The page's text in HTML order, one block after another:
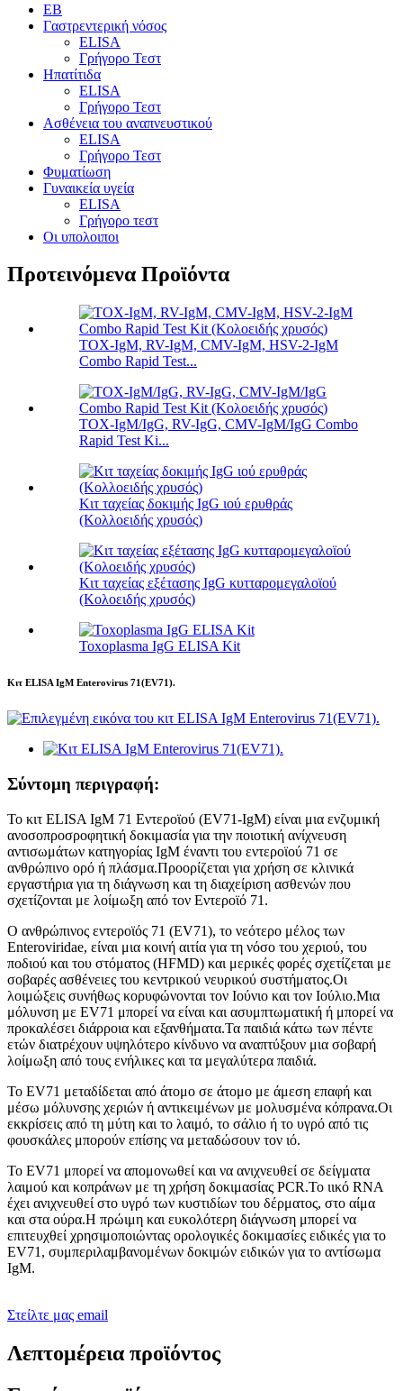
EB
Γαστρεντερική νόσος
ELISA
Γρήγορο Τεστ
Ηπατίτιδα
ELISA
Γρήγορο Τεστ
Ασθένεια του αναπνευστικού
ELISA
Γρήγορο Τεστ
Φυματίωση
Γυναικεία υγεία
ELISA
Γρήγορο τεστ
Οι υπολοιποι
Προτεινόμενα Προϊόντα
TOX-IgM, RV-IgM, CMV-IgM, HSV-2-IgM
Combo Rapid Test...
TOX-IgM/IgG, RV-IgG, CMV-IgM/IgG Combo
Rapid Test Ki...
Κιτ ταχείας δοκιμής IgG ιού ερυθράς
(Κολλοειδής χρυσός)
Κιτ ταχείας εξέτασης IgG κυτταρομεγαλοϊού
(Κολοειδής χρυσός)
Toxoplasma IgG ELISA Kit
Κιτ ELISA IgM Enterovirus 71(EV71).
Σύντομη περιγραφή:
Το κιτ ELISA IgM 71 Εντεροϊού (EV71-IgM) είναι μια ενζυμική
ανοσοπροσροφητική δοκιμασία για την ποιοτική ανίχνευση
αντισωμάτων κατηγορίας IgM έναντι του εντεροϊού 71 σε
ανθρώπινο ορό ή πλάσμα.Προορίζεται για χρήση σε κλινικά
εργαστήρια για τη διάγνωση και τη διαχείριση ασθενών που
σχετίζονται με λοίμωξη από τον Εντεροϊό 71.
Ο ανθρώπινος εντεροϊός 71 (EV71), το νεότερο μέλος των
Enteroviridae, είναι μια κοινή αιτία για τη νόσο του χεριού, του
ποδιού και του στόματος (HFMD) και μερικές φορές σχετίζεται με
σοβαρές ασθένειες του κεντρικού νευρικού συστήματος.Οι
λοιμώξεις συνήθως κορυφώνονται τον Ιούνιο και τον Ιούλιο.Μια
μόλυνση με EV71 μπορεί να είναι και ασυμπτωματική ή μπορεί να
προκαλέσει διάρροια και εξανθήματα.Τα παιδιά κάτω των πέντε
ετών διατρέχουν υψηλότερο κίνδυνο να αναπτύξουν μια σοβαρή
λοίμωξη από τους ενήλικες και τα μεγαλύτερα παιδιά.
Το EV71 μεταδίδεται από άτομο σε άτομο με άμεση επαφή και
μέσω μόλυνσης χεριών ή αντικειμένων με μολυσμένα κόπρανα.Οι
εκκρίσεις από τη μύτη και το λαιμό, το σάλιο ή το υγρό από τις
φουσκάλες μπορούν επίσης να μεταδώσουν τον ιό.
Το EV71 μπορεί να απομονωθεί και να ανιχνευθεί σε δείγματα
λαιμού και κοπράνων με τη χρήση δοκιμασίας PCR.Το ιικό RNA
έχει ανιχνευθεί στο υγρό των κυστιδίων του δέρματος, στο αίμα
και στα ούρα.Η πρώιμη και ευκολότερη διάγνωση μπορεί να
επιτευχθεί χρησιμοποιώντας ορολογικές δοκιμασίες ειδικές για το
EV71, συμπεριλαμβανομένων δοκιμών ειδικών για το αντίσωμα
IgM.
Στείλτε μας email
Λεπτομέρεια προϊόντος